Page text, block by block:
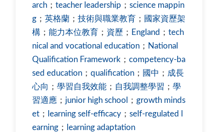
arch ； teacher leadership ； science mappin
g ； 英格蘭 ； 技術與職業教育 ； 國家資歷架
構 ； 能力本位教育 ； 資歷 ； England ； tech
nical and vocational education ； National
Qualification Framework ； competency-ba
sed education ； qualification ； 國中 ； 成長
心向 ； 學習自我效能 ； 自我調整學習 ； 學
習適應 ； junior high school ； growth minds
et ； learning self-efficacy ； self-regulated l
earning ； learning adaptation